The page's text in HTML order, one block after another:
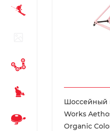
Шоссейный
Works
Organic